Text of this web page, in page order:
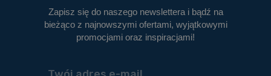
Zapisz się do naszego newslettera i bądź na
bieżąco z najnowszymi ofertami, wyjątkowymi
promocjami oraz inspiracjami!